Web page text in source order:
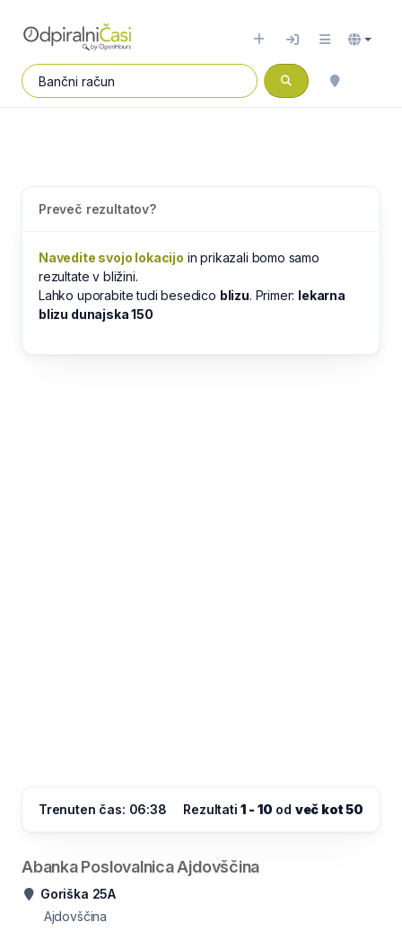
Preveč rezultatov?
Navedite svojo lokacijo in prikazali bomo samo
rezultate v bližini.
Lahko uporabite tudi besedico blizu. Primer: lekarna
blizu dunajska 150
Trenuten čas: 06:38 Rezultati1 - 10 od več kot 50
Abanka Poslovalnica Ajdovščina
Goriška 25A
Ajdovščina